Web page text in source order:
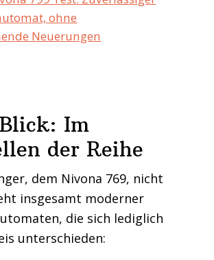
ohne
Neuerungen
Im
der Reihe
dem Nivona 769, nicht
insgesamt moderner
die sich lediglich
unterschieden: